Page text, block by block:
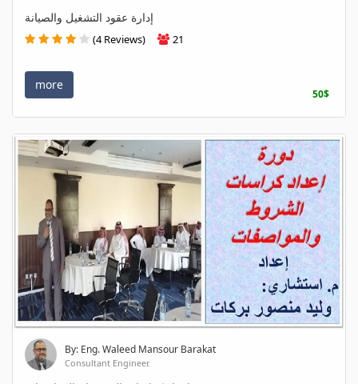
إدارة عقود التشغيل والصيانة
(4 Reviews) 21
more
50$
By: Eng. Waleed Mansour Barakat
Consultant Engineer.